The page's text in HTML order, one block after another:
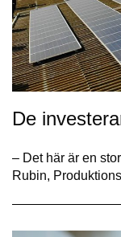
De
– Det här är en
Rubin,